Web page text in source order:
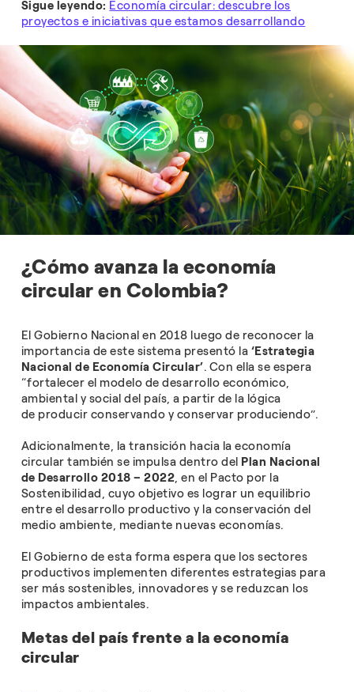
Sigue leyendo: Economía circular: descubre los
proyectos e iniciativas que estamos desarrollando
¿Cómo avanza la economía
circular en Colombia?
El Gobierno Nacional en 2018 luego de reconocer la
importancia de este sistema presentó la ‘Estrategia
Nacional de Economía Circular’. Con ella se espera
“fortalecer el modelo de desarrollo económico,
ambiental y social del país, a partir de la lógica
de producir conservando y conservar produciendo”.
Adicionalmente, la transición hacia la economía
circular también se impulsa dentro del Plan Nacional
de Desarrollo 2018 – 2022, en el Pacto por la
Sostenibilidad, cuyo objetivo es lograr un equilibrio
entre el desarrollo productivo y la conservación del
medio ambiente, mediante nuevas economías.
El Gobierno de esta forma espera que los sectores
productivos implementen diferentes estrategias para
ser más sostenibles, innovadores y se reduzcan los
impactos ambientales.
Metas del país frente a la economía
circular